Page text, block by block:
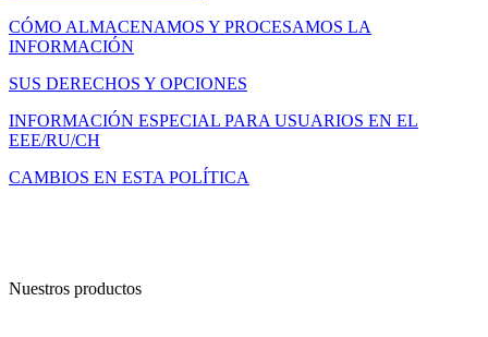
CÓMO ALMACENAMOS Y PROCESAMOS LA
INFORMACIÓN
SUS DERECHOS Y OPCIONES
INFORMACIÓN ESPECIAL PARA USUARIOS EN EL
EEE/RU/CH
CAMBIOS EN ESTA POLÍTICA
Nuestros productos